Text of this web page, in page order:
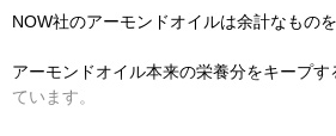
NOW社のアーモンドオイルは余計なもの
アーモンドオイル本来の栄養分をキープす
ています。